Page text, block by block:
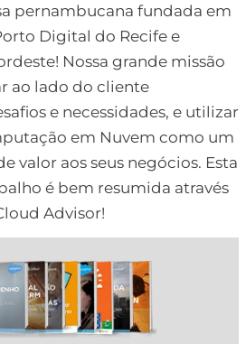
pernambucana fundada em
Digital do Recife e
Nossa grande missão
ao lado do cliente
e necessidades, e utilizar
em Nuvem como um
valor aos seus negócios. Esta
é bem resumida através
Advisor!